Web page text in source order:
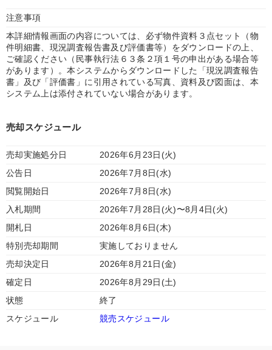
注意事項
本詳細情報画面の内容については、必ず物件資料３点セット（物
件明細書、現況調査報告書及び評価書等）をダウンロードの上、
ご確認ください（民事執行法６３条２項１号の申出がある場合等
があります）。本システムからダウンロードした「現況調査報告
書」及び「評価書」に引用されている写真、資料及び図面は、本
システム上は添付されていない場合があります。
売却スケジュール
売却実施処分日
2026年6月23日(火)
公告日
2026年7月8日(水)
閲覧開始日
2026年7月8日(水)
入札期間
2026年7月28日(火)〜8月4日(火)
開札日
2026年8月6日(木)
特別売却期間
実施しておりません
売却決定日
2026年8月21日(金)
確定日
2026年8月29日(土)
状態
終了
スケジュール
競売スケジュール